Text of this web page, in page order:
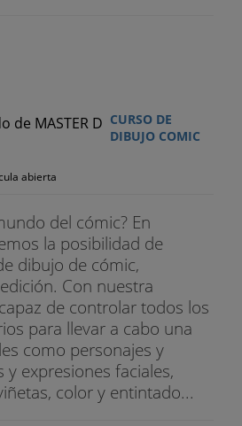
CURSO DE
DIBUJO COMIC
abierta
del cómic? En
la posibilidad de
dibujo de cómic,
Con nuestra
de controlar todos los
para llevar a cabo una
como personajes y
expresiones faciales,
color y entintado...